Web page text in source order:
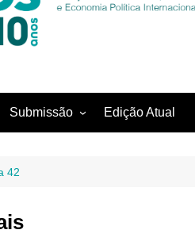
Submissão
Declaração de Direito autoral
Submissão online
Edição Atual
42